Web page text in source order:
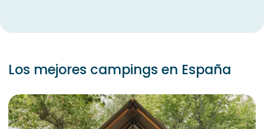
Los mejores campings en España